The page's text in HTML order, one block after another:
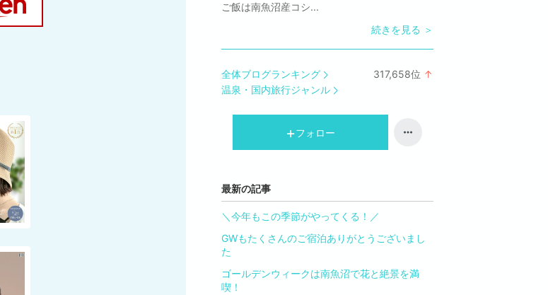
ご飯は南魚沼産コシ...
続きを見る ＞
全体ブログランキング 317,658位 ↑
温泉・国内旅行ジャンル
フォロー
最新の記事
＼今年もこの季節がやってくる！／
GWもたくさんのご宿泊ありがとうございまし
た
ゴールデンウィークは南魚沼で花と絶景を満
喫！